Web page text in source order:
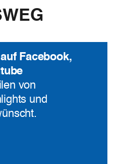
Facebook,
von
und